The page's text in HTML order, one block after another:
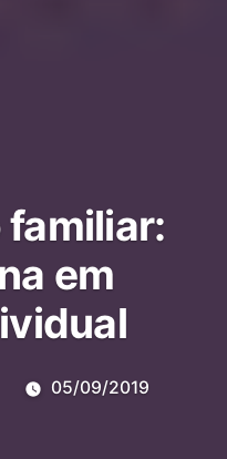
em
05/09/2019